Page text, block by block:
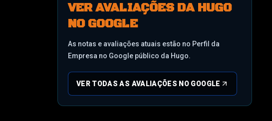
VER AVALIAÇÕES DA HUGO
NO GOOGLE
As notas e avaliações atuais estão no Perfil da
Empresa no Google público da Hugo.
VER TODAS AS AVALIAÇÕES NO GOOGLE